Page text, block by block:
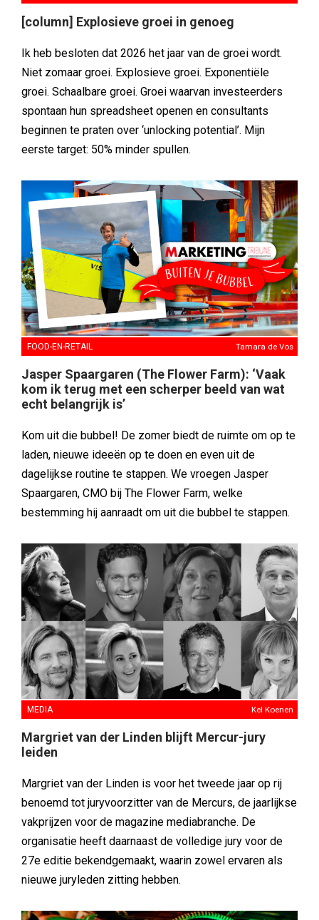
[column] Explosieve groei in genoeg
Ik heb besloten dat 2026 het jaar van de groei wordt.
Niet zomaar groei. Explosieve groei. Exponentiële
groei. Schaalbare groei. Groei waarvan investeerders
spontaan hun spreadsheet openen en consultants
beginnen te praten over ‘unlocking potential’. Mijn
eerste target: 50% minder spullen.
FOOD-EN-RETAIL Tamara de Vos
Jasper Spaargaren (The Flower Farm): ‘Vaak
kom ik terug met een scherper beeld van wat
echt belangrijk is’
Kom uit die bubbel! De zomer biedt de ruimte om op te
laden, nieuwe ideeën op te doen en even uit de
dagelijkse routine te stappen. We vroegen Jasper
Spaargaren, CMO bij The Flower Farm, welke
bestemming hij aanraadt om uit die bubbel te stappen.
MEDIA Kel Koenen
Margriet van der Linden blijft Mercur-jury
leiden
Margriet van der Linden is voor het tweede jaar op rij
benoemd tot juryvoorzitter van de Mercurs, de jaarlijkse
vakprijzen voor de magazine mediabranche. De
organisatie heeft daarnaast de volledige jury voor de
27e editie bekendgemaakt, waarin zowel ervaren als
nieuwe juryleden zitting hebben.